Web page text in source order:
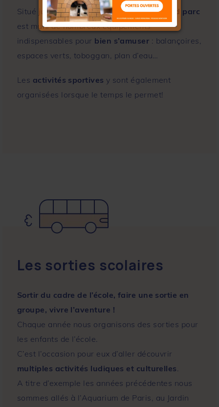
Situé juste en face de l’école, cetrès grand parc
est muni de nombreux équipements
indispensables pour bien s’amuser : balançoires,
espaces verts, toboggan, plan d’eau…
Les activités sportives y sont également
organisées lorsque le temps le permet!
Les sorties scolaires
Sortir du cadre de l’école, faire une sortie en
groupe, vivre l’aventure !
Chaque année nous organisons des sorties pour
les enfants de l’école.
C’est l’occasion pour eux d’aller découvrir
multiples activités ludiques et culturelles.
A titre d’exemple les années précédentes nous
sommes allés à l’Aquarium de Paris, au Jardin